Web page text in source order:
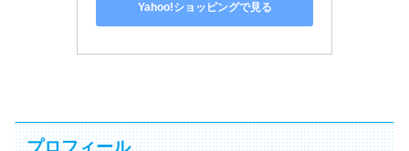
Yahoo!ショッピングで見る
プロフィール